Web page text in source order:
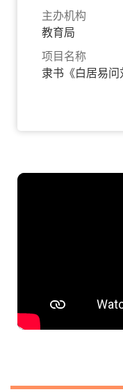
主办机构
教育局
项目名称
隶书《白居易问